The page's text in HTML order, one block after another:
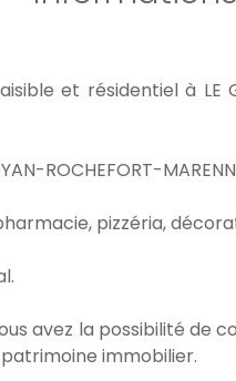
et résidentiel à
ROCHEFORT-
pizzéria,
avez la possibilité de
immobilier.